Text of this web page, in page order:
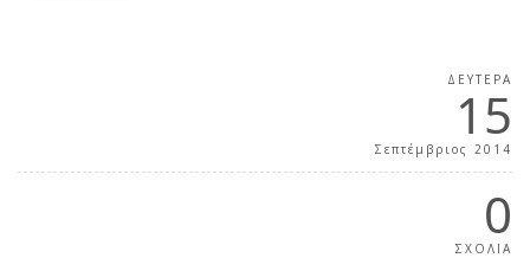
ΔΕΥΤΈΡΑ
15
Σεπτέμβριος 2014
0
ΣΧΟΛΙΑ